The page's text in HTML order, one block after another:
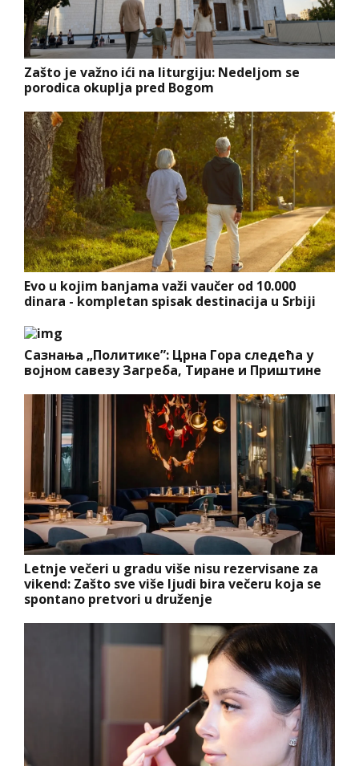
Zašto je važno ići na liturgiju: Nedeljom se
porodica okuplja pred Bogom
Evo u kojim banjama važi vaučer od 10.000
dinara - kompletan spisak destinacija u Srbiji
Сазнања „Политике”: Црна Гора следећа у
војном савезу Загреба, Тиране и Приштине
Letnje večeri u gradu više nisu rezervisane za
vikend: Zašto sve više ljudi bira večeru koja se
spontano pretvori u druženje